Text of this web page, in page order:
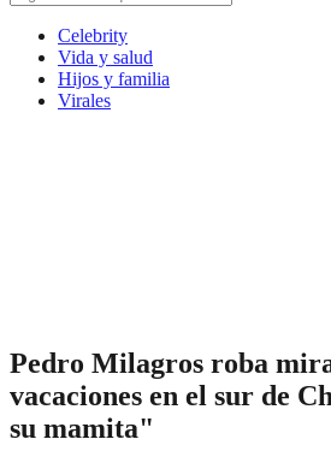
Celebrity
Vida y salud
Hijos y familia
Virales
Pedro Milagros roba
vacaciones en el sur de
su mamita"